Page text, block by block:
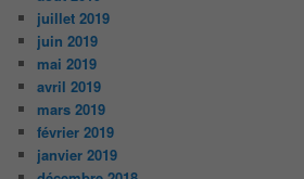
juillet 2019
juin 2019
mai 2019
avril 2019
mars 2019
février 2019
janvier 2019